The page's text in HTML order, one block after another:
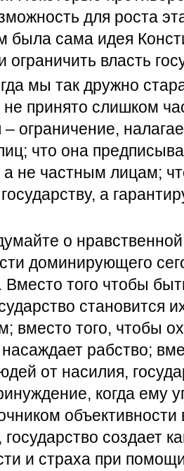
для роста
была сама идея
ограничить власть
мы так дружно
принято слишком
– ограничение,
что она
а не частным лицам;
а
о
доминирующего
Вместо того чтобы
становится
вместо того, чтобы
насаждает рабство;
от насилия,
когда ему
объективности
создает
и страха при